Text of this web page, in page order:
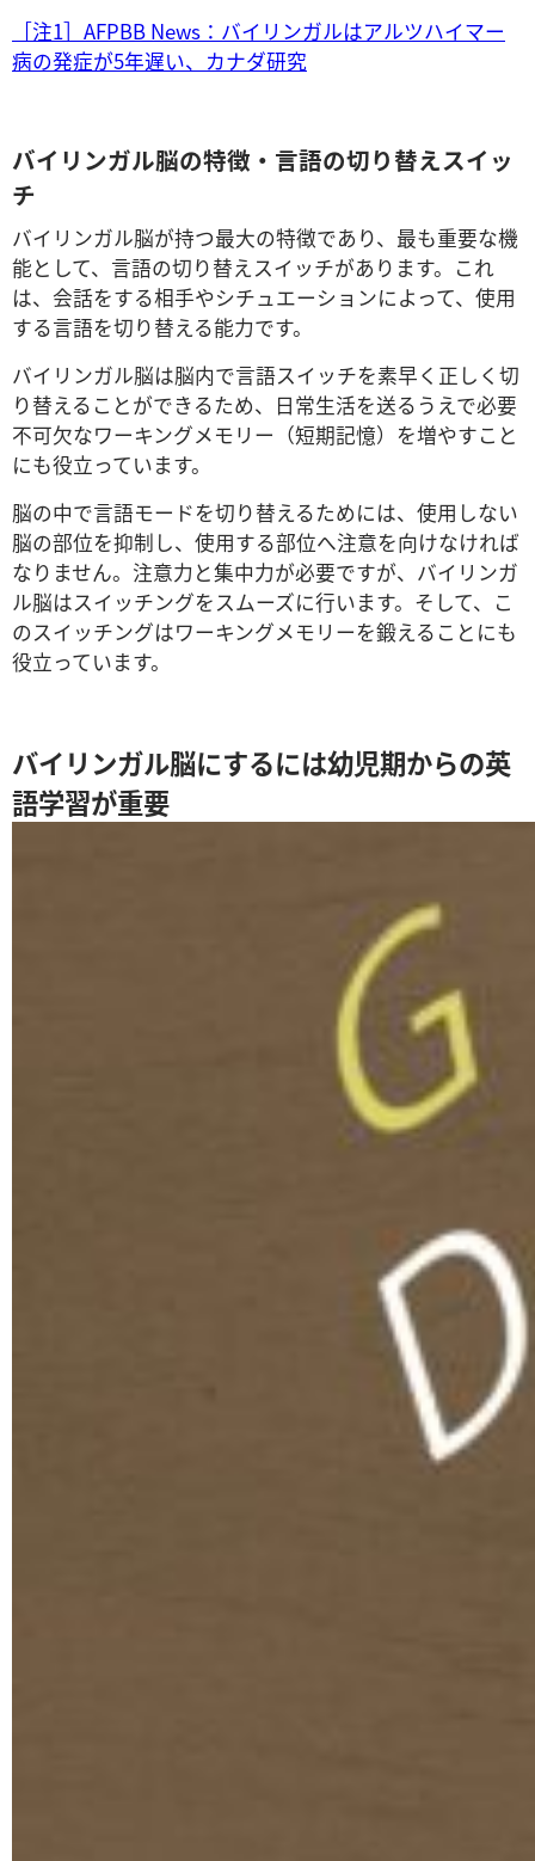
［注1］AFPBB News：バイリンガルはアルツハイマー
病の発症が5年遅い、カナダ研究
バイリンガル脳の特徴・言語の切り替えスイッ
チ
バイリンガル脳が持つ最大の特徴であり、最も重要な機
能として、言語の切り替えスイッチがあります。これ
は、会話をする相手やシチュエーションによって、使用
する言語を切り替える能力です。
バイリンガル脳は脳内で言語スイッチを素早く正しく切
り替えることができるため、日常生活を送るうえで必要
不可欠なワーキングメモリー（短期記憶）を増やすこと
にも役立っています。
脳の中で言語モードを切り替えるためには、使用しない
脳の部位を抑制し、使用する部位へ注意を向けなければ
なりません。注意力と集中力が必要ですが、バイリンガ
ル脳はスイッチングをスムーズに行います。そして、こ
のスイッチングはワーキングメモリーを鍛えることにも
役立っています。
バイリンガル脳にするには幼児期からの英
語学習が重要